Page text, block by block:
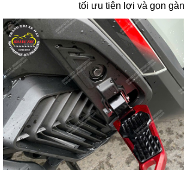
tối ưu tiện lợi và gọn